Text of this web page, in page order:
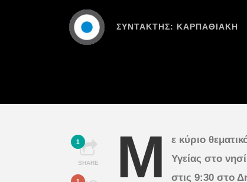
ΣΥΝΤΆΚΤΗΣ: ΚΑΡΠΑΘΙΑΚΗ
1
SHARE Μ
ε κύριο
Υγείας στο
στις 9:30 στο